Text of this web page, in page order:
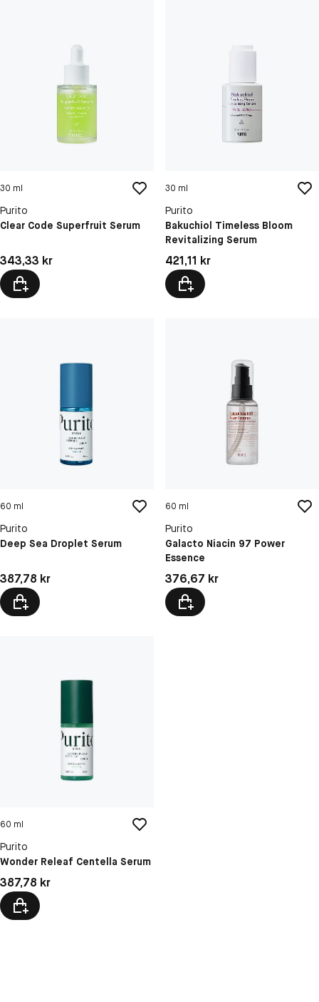
30 ml
Purito
Clear Code Superfruit Serum
Pris: 343,33 kr
343,33 kr
30 ml
Purito
Bakuchiol Timeless Bloom
Revitalizing Serum
Pris: 421,11 kr
421,11 kr
60 ml
Purito
Deep Sea Droplet Serum
Pris: 387,78 kr
387,78 kr
60 ml
Purito
Galacto Niacin 97 Power
Essence
Pris: 376,67 kr
376,67 kr
60 ml
Purito
Wonder Releaf Centella Serum
Pris: 387,78 kr
387,78 kr